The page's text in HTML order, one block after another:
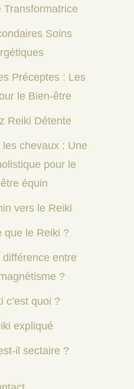
Transformatrice
Soins
Préceptes : Les
le Bien-être
Reiki Détente
chevaux : Une
pour le
équin
vers le Reiki
que le Reiki ?
entre
?
c’est quoi ?
expliqué
il sectaire ?